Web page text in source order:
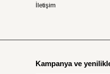
İletişim
Kampanya ve